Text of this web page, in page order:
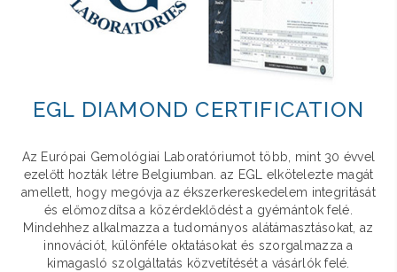
EGL DIAMOND CERTIFICATION
Az Európai Gemológiai Laboratóriumot több, mint 30 évvel
ezelőtt hozták létre Belgiumban. az EGL elkötelezte magát
amellett, hogy megóvja az ékszerkereskedelem integritását
és előmozdítsa a közérdeklődést a gyémántok felé.
Mindehhez alkalmazza a tudományos alátámasztásokat, az
innovációt, különféle oktatásokat és szorgalmazza a
kimagasló szolgáltatás közvetítését a vásárlók felé.